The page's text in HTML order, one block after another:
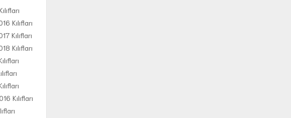
Kılıfları
Kılıfları
Kılıfları
Kılıfları